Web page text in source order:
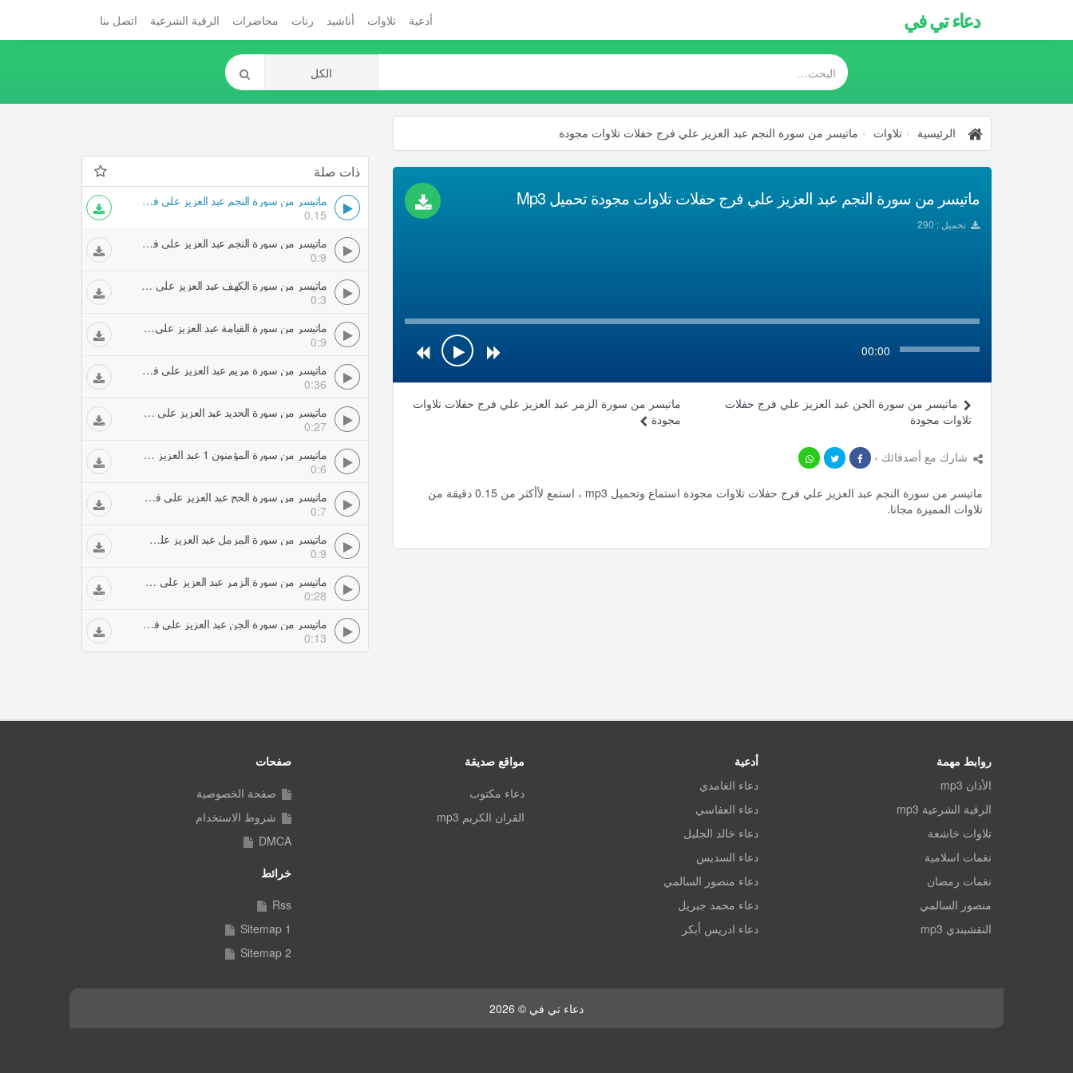
دعاء تي في أدعية تلاوات أناشيد رنات محاضرات الرقية الشرعية اتصل بنا
الرئيسية تلاوات ماتيسر من سورة النجم عبد العزيز علي فرج حفلات تلاوات مجودة
ماتيسر من سورة النجم عبد العزيز علي فرج حفلات تلاوات مجودة تحميل Mp3
تحميل : 290
00:00
ماتيسر من سورة الزمر عبد العزيز علي فرج حفلات تلاوات
مجودة
ماتيسر من سورة الجن عبد العزيز علي فرج حفلات
تلاوات مجودة
شارك مع أصدقائك ›
ماتيسر من سورة النجم عبد العزيز علي فرج حفلات تلاوات مجودة استماع وتحميل mp3 ، استمع لأأكثر من 0.15 دقيقة من
تلاوات المميزة مجانا.
ذات صلة
ماتيسر من سورة النجم عبد العزيز علي فرج حفلات تلاوات مجودة
0.15
ماتيسر من سورة النجم عبد العزيز علي فرج حفلات تلاوات مجودة
0:9
ماتيسر من سورة الكهف عبد العزيز علي فرج حفلات تلاوات مجودة
0:3
ماتيسر من سورة القيامة عبد العزيز علي فرج حفلات تلاوات مجودة
0:9
ماتيسر من سورة مريم عبد العزيز علي فرج حفلات تلاوات مجودة
0:36
ماتيسر من سورة الحديد عبد العزيز علي فرج حفلات تلاوات مجودة
0:27
ماتيسر من سورة المؤمنون 1 عبد العزيز علي فرج حفلات تلاوات مجودة
0:6
ماتيسر من سورة الحج عبد العزيز علي فرج حفلات تلاوات مجودة
0:7
ماتيسر من سورة المزمل عبد العزيز علي فرج حفلات تلاوات مجودة
0:9
ماتيسر من سورة الزمر عبد العزيز علي فرج حفلات تلاوات مجودة
0:28
ماتيسر من سورة الجن عبد العزيز علي فرج حفلات تلاوات مجودة
0:13
روابط مهمة
الأذان mp3
الرقية الشرعية mp3
تلاوات خاشعة
نغمات اسلامية
نغمات رمضان
منصور السالمي
النقشبندي mp3
أدعية
دعاء الغامدي
دعاء العفاسي
دعاء خالد الجليل
دعاء السديس
دعاء منصور السالمي
دعاء محمد جبريل
دعاء ادريس أبكر
مواقع صديقة
دعاء مكتوب
القران الكريم mp3
صفحات
صفحة الخصوصية
شروط الاستخدام
DMCA
خرائط
Rss
Sitemap 1
Sitemap 2
دعاء تي في © 2026